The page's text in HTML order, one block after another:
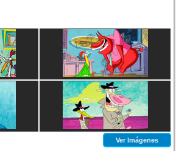
Ver Imágenes